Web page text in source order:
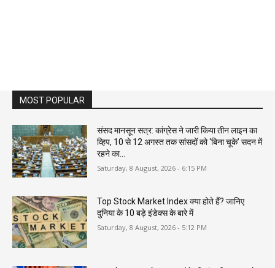
MOST POPULAR
संसद मानसून सत्र: कांग्रेस ने जारी किया तीन लाइन का
व्हिप, 10 से 12 अगस्त तक सांसदों को ‘बिना चूके’ सदन में
रहने का...
Saturday, 8 August, 2026 - 6:15 PM
Top Stock Market Index क्या होते हैं? जानिए
दुनिया के 10 बड़े इंडेक्स के बारे में
Saturday, 8 August, 2026 - 5:12 PM